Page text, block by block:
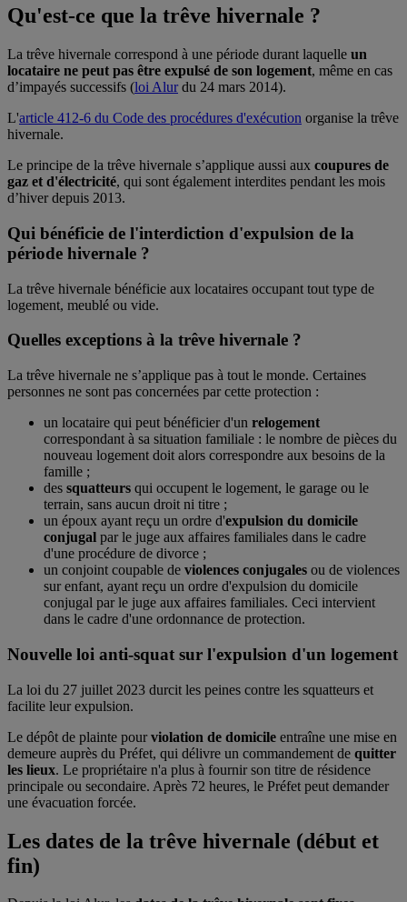
Qu'est-ce que la trêve hivernale ?
La trêve hivernale correspond à une période durant laquelle un
locataire ne peut pas être expulsé de son logement, même en cas
d’impayés successifs (loi Alurdu 24 mars 2014).
L'article 412-6 du Code des procédures d'exécution organise la trêve
hivernale.
Le principe de la trêve hivernale s’applique aussi aux coupures de
gaz et d'électricité, qui sont également interdites pendant les mois
d’hiver depuis 2013.
Qui bénéficie de l'interdiction d'expulsion de la
période hivernale ?
La trêve hivernale bénéficie aux locataires occupant tout type de
logement, meublé ou vide.
Quelles exceptions à la trêve hivernale ?
La trêve hivernale ne s’applique pas à tout le monde. Certaines
personnes ne sont pas concernées par cette protection :
un locataire qui peut bénéficier d'un relogement
correspondant à sa situation familiale : le nombre de pièces du
nouveau logement doit alors correspondre aux besoins de la
famille ;
des squatteurs qui occupent le logement, le garage ou le
terrain, sans aucun droit ni titre ;
un époux ayant reçu un ordre d'expulsion du domicile
conjugal par le juge aux affaires familiales dans le cadre
d'une procédure de divorce ;
un conjoint coupable de violences conjugales ou de violences
sur enfant, ayant reçu un ordre d'expulsion du domicile
conjugal par le juge aux affaires familiales. Ceci intervient
dans le cadre d'une ordonnance de protection.
Nouvelle loi anti-squat sur l'expulsion d'un logement
La loi du 27 juillet 2023 durcit les peines contre les squatteurs et
facilite leur expulsion.
Le dépôt de plainte pourviolation de domicile entraîne une mise en
demeure auprès du Préfet, qui délivre un commandement de quitter
les lieux. Le propriétaire n'a plus à fournir son titre de résidence
principale ou secondaire. Après 72 heures, le Préfet peut demander
une évacuation forcée.
Les dates de la trêve hivernale (début et
fin)